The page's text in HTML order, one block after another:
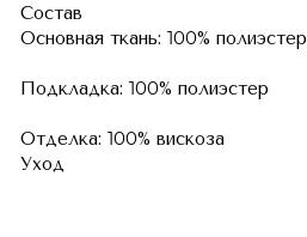
Состав
Основная ткань: 100% полиэстер
Подкладка: 100% полиэстер
Отделка: 100% вискоза
Уход